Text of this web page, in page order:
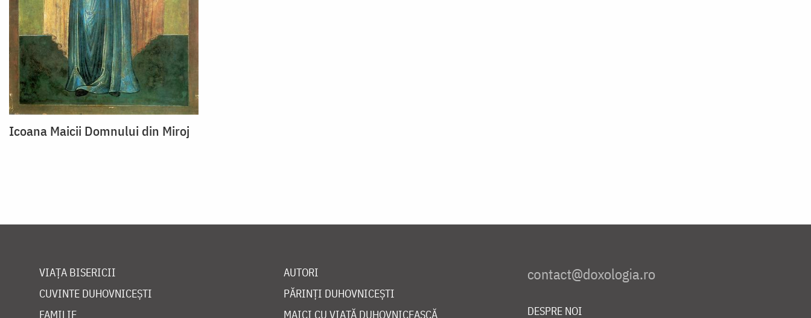
Icoana Maicii Domnului din Miroj
VIAȚA BISERICII
CUVINTE DUHOVNICEȘTI
FAMILIE
AUTORI
PĂRINȚI DUHOVNICEȘTI
MAICI CU VIAȚĂ DUHOVNICEASCĂ
DESPRE NOI